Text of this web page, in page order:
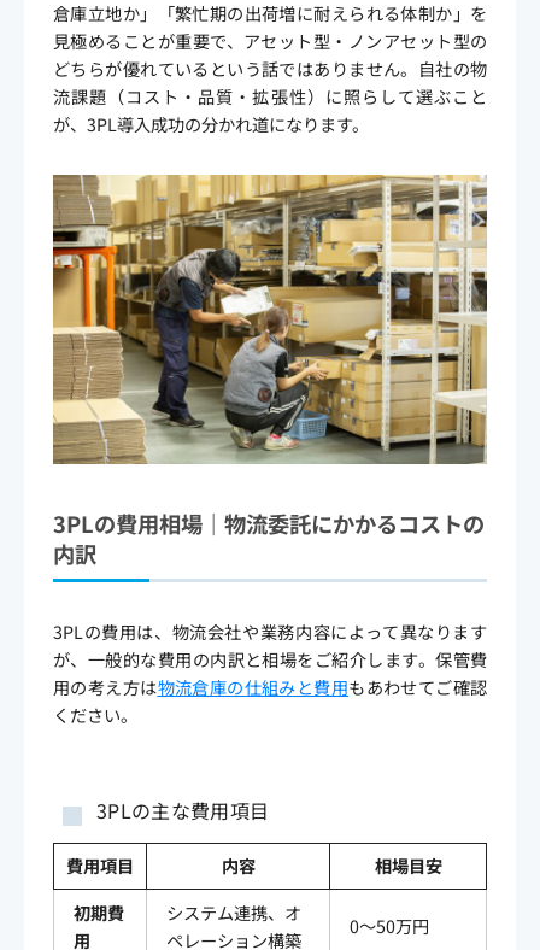
倉庫立地か」「繁忙期の出荷増に耐えられる体制か」を
見極めることが重要で、アセット型・ノンアセット型の
どちらが優れているという話ではありません。自社の物
流課題（コスト・品質・拡張性）に照らして選ぶこと
が、3PL導入成功の分かれ道になります。
3PLの費用相場｜物流委託にかかるコストの
内訳
3PLの費用は、物流会社や業務内容によって異なります
が、一般的な費用の内訳と相場をご紹介します。保管費
用の考え方は物流倉庫の仕組みと費用もあわせてご確認
ください。
3PLの主な費用項目
費用項目 内容
相場目安
初期費
用
システム連携、オ
ペレーション構築
0〜50万円